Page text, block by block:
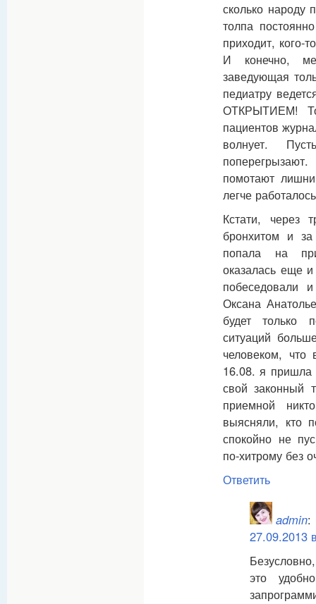
сколько народу
толпа
приходит, кого-
И конечно,
заведующая
педиатру
ОТКРЫТИЕМ! То
пациентов
волнует.
помотают
легче
Кстати, через
бронхитом и
попала на
оказалась еще
побеседовали
Оксана
будет только
ситуаций
человеком, что
16.08. я пришла
свой законный
приемной
выясняли, кто
спокойно не
по-хитрому без
Ответить
admin:
27.09.2013
это